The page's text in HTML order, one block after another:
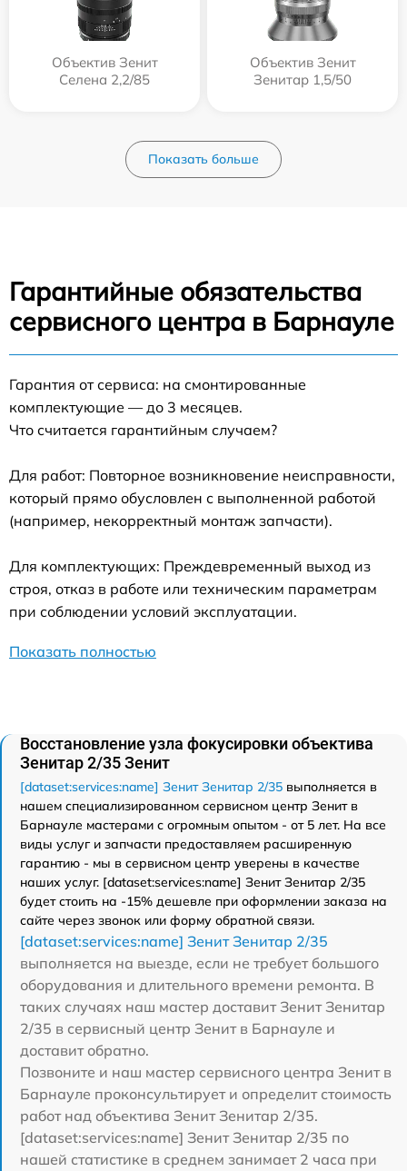
Объектив Зенит
Селена 2,2/85
Объектив Зенит
Зенитар 1,5/50
Показать больше
Гарантийные обязательства
сервисного центра в Барнауле
Гарантия от сервиса: на смонтированные
комплектующие — до 3 месяцев.
Что считается гарантийным случаем?
Для работ: Повторное возникновение неисправности,
который прямо обусловлен с выполненной работой
(например, некорректный монтаж запчасти).
Для комплектующих: Преждевременный выход из
строя, отказ в работе или техническим параметрам
при соблюдении условий эксплуатации.
Показать полностью
Восстановление узла фокусировки объектива
Зенитар 2/35 Зенит
[dataset:services:name] Зенит Зенитар 2/35 выполняется в
нашем специализированном сервисном центр Зенит в
Барнауле мастерами с огромным опытом - от 5 лет. На все
виды услуг и запчасти предоставляем расширенную
гарантию - мы в сервисном центр уверены в качестве
наших услуг. [dataset:services:name] Зенит Зенитар 2/35
будет стоить на -15% дешевле при оформлении заказа на
сайте через звонок или форму обратной связи.
[dataset:services:name] Зенит Зенитар 2/35
выполняется на выезде, если не требует большого
оборудования и длительного времени ремонта. В
таких случаях наш мастер доставит Зенит Зенитар
2/35 в сервисный центр Зенит в Барнауле и
доставит обратно.
Позвоните и наш мастер сервисного центра Зенит в
Барнауле проконсультирует и определит стоимость
работ над объектива Зенит Зенитар 2/35.
[dataset:services:name] Зенит Зенитар 2/35 по
нашей статистике в среднем занимает 2 часа при